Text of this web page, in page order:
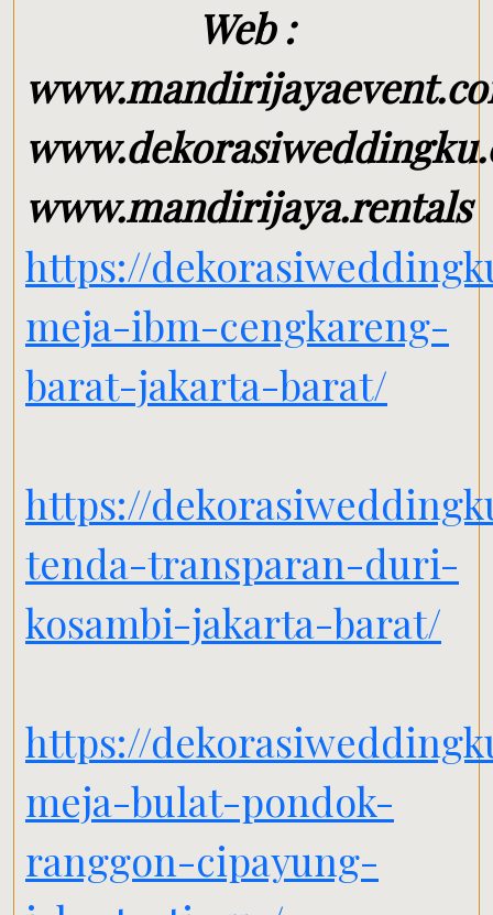
Web :
www.mandirijaya.rentals
https://
meja-ibm-cengkareng-
barat-jakarta-barat/
https://
tenda-transparan-duri-
kosambi-jakarta-barat/
https://
meja-bulat-pondok-
ranggon-cipayung-